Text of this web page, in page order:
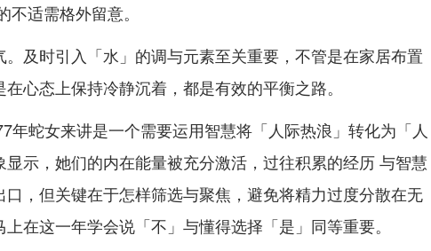
适需格外留意。
及时引入「水」的调与元素至关重要，不管是在家居布置
在心态上保持冷静沉着，都是有效的平衡之路。
年蛇女来讲是一个需要运用智慧将「人际热浪」转化为「人
示，她们的内在能量被充分激活，过往积累的经历 与智慧
，但关键在于怎样筛选与聚焦，避免将精力过度分散在无
在这一年学会说「不」与懂得选择「是」同等重要。